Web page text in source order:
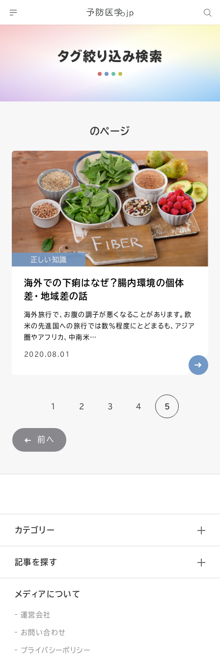
タグ絞り込み検索
のページ
正しい知識
海外での下痢はなぜ？腸内環境の個体
差・地域差の話
海外旅行で、お腹の調子が悪くなることがあります。欧
米の先進国への旅行では数%程度にとどまるも、アジア
圏やアフリカ、中南米…
2020.08.01
前へ
1 2 3 4 5
カテゴリー
記事を探す
メディアについて
運営会社
お問い合わせ
プライバシーポリシー